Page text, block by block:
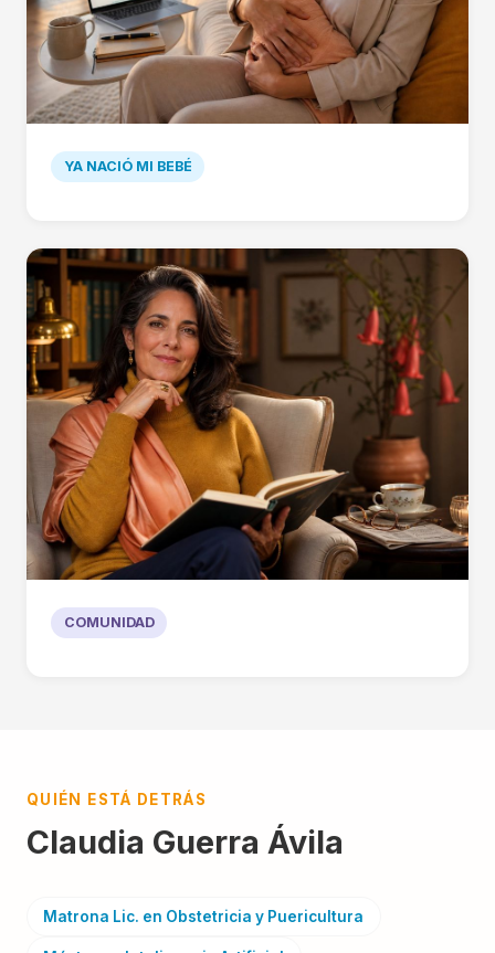
YA NACIÓ MI BEBÉ
COMUNIDAD
QUIÉN ESTÁ DETRÁS
Claudia Guerra Ávila
Matrona Lic. en Obstetricia y Puericultura